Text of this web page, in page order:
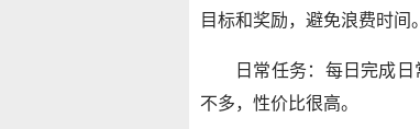
目标和奖励，避免浪费时间。
日常任务：每日完成
不多，性价比很高。